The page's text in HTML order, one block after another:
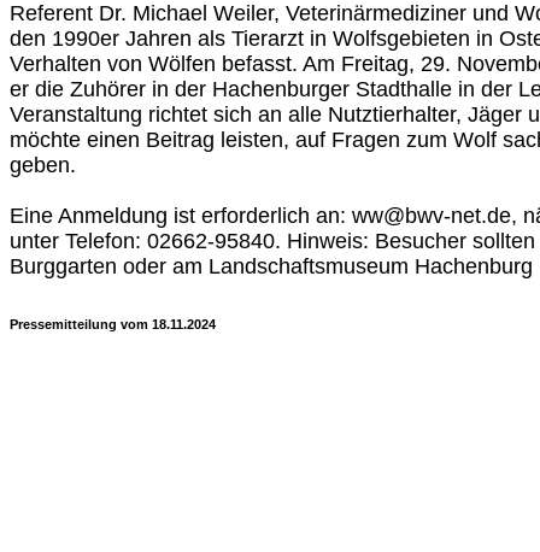
Referent Dr. Michael Weiler, Veterinärmediziner und
den 1990er Jahren als Tierarzt in Wolfsgebieten in
Verhalten von Wölfen befasst. Am Freitag, 29.
er die Zuhörer in der Hachenburger Stadthalle in der
Veranstaltung richtet sich an alle Nutztierhalter, Jäger
möchte einen Beitrag leisten, auf Fragen zum Wolf
geben.
Eine Anmeldung ist erforderlich an: ww@bwv-net.de,
unter Telefon: 02662-95840. Hinweis: Besucher
Burggarten oder am Landschaftsmuseum Hachenburg
Pressemitteilung vom 18.11.2024